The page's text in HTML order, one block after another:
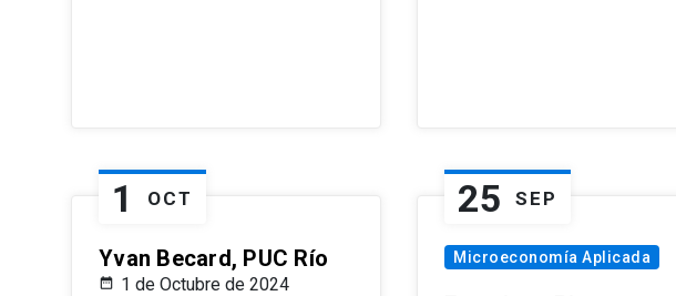
1 OCT
Yvan Becard, PUC Río
1 de Octubre de 2024
25 SEP
Microeconomía Aplicada